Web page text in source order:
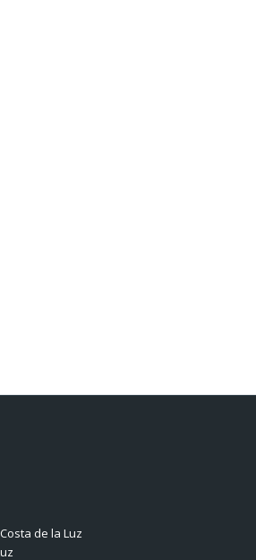
de la Luz